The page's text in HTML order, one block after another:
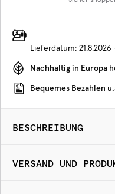
Lieferdatum: 21.8.2026
Nachhaltig in Europa
Bequemes Bezahlen
BESCHREIBUNG
VERSAND UND